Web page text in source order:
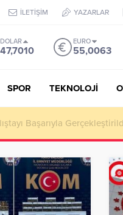
İLETİŞİM YAZARLAR
DOLAR
47,7010
EURO
55,0063
SPOR TEKNOLOJİ
İlk 1000 Başarısı: